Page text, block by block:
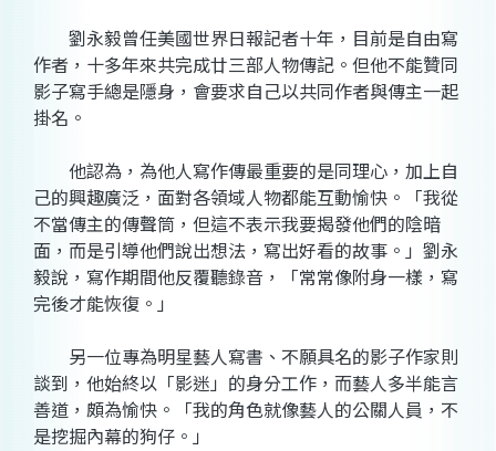
劉永毅曾任美國世界日報記者十年，目前是自由寫
作者，十多年來共完成廿三部人物傳記。但他不能贊同
影子寫手總是隱身，會要求自己以共同作者與傳主一起
掛名。
他認為，為他人寫作傳最重要的是同理心，加上自
己的興趣廣泛，面對各領域人物都能互動愉快。「我從
不當傳主的傳聲筒，但這不表示我要揭發他們的陰暗
面，而是引導他們說出想法，寫出好看的故事。」劉永
毅說，寫作期間他反覆聽錄音，「常常像附身一樣，寫
完後才能恢復。」
另一位專為明星藝人寫書、不願具名的影子作家則
談到，他始終以「影迷」的身分工作，而藝人多半能言
善道，頗為愉快。「我的角色就像藝人的公關人員，不
是挖掘內幕的狗仔。」